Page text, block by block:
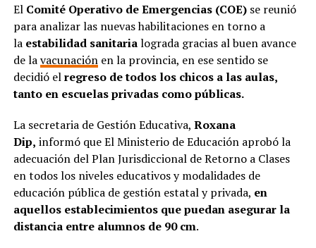
El Comité Operativo de Emergencias (COE)se reunió
para analizar las nuevas habilitaciones en torno a
la estabilidad sanitarialograda gracias al buen avance
de lavacunaciónen la provincia, en ese sentido se
decidió elregreso de todos los chicos a las aulas,
tanto en escuelas privadas como públicas.
La secretaria de Gestión Educativa, Roxana
Dip, informó que El Ministerio de Educación aprobó la
adecuación del Plan Jurisdiccional de Retorno a Clases
en todos los niveles educativos y modalidades de
educación pública de gestión estatal y privada, en
aquellos establecimientos que puedan asegurar la
distancia entre alumnos de 90 cm.